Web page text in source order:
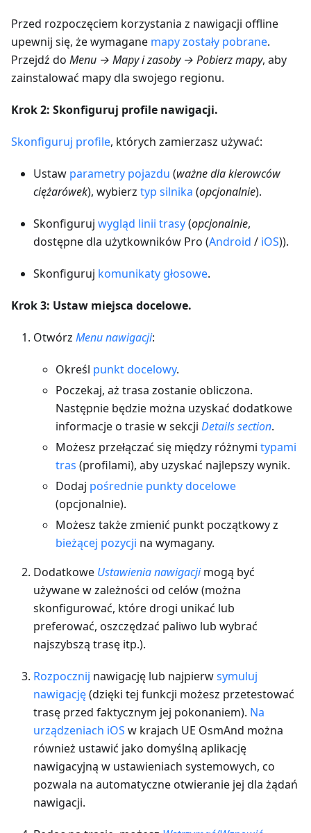
Przed rozpoczęciem korzystania z nawigacji offline
upewnij się, że wymagane mapy zostały pobrane.
Przejdź do Menu → Mapy i zasoby → Pobierz mapy, aby
zainstalować mapy dla swojego regionu.
Krok 2: Skonfiguruj profile nawigacji.
Skonfiguruj profile, których zamierzasz używać:
Ustaw parametry pojazdu (ważne dla kierowców
ciężarówek), wybierz typ silnika (opcjonalnie).
Skonfiguruj wygląd linii trasy(opcjonalnie,
dostępne dla użytkowników Pro (Android / iOS)).
Skonfiguruj komunikaty głosowe.
Krok 3: Ustaw miejsca docelowe.
Otwórz Menu nawigacji:
Określ punkt docelowy.
Poczekaj, aż trasa zostanie obliczona.
Następnie będzie można uzyskać dodatkowe
informacje o trasie w sekcji Details section.
Możesz przełączać się między różnymi typami
tras (profilami), aby uzyskać najlepszy wynik.
Dodaj pośrednie punkty docelowe
(opcjonalnie).
Możesz także zmienić punkt początkowy z
bieżącej pozycji na wymagany.
Dodatkowe Ustawienia nawigacjimogą być
używane w zależności od celów (można
skonfigurować, które drogi unikać lub
preferować, oszczędzać paliwo lub wybrać
najszybszą trasę itp.).
Rozpocznij nawigację lub najpierwsymuluj
nawigację(dzięki tej funkcji możesz przetestować
trasę przed faktycznym jej pokonaniem). Na
urządzeniach iOS w krajach UE OsmAnd można
również ustawić jako domyślną aplikację
nawigacyjną w ustawieniach systemowych, co
pozwala na automatyczne otwieranie jej dla żądań
nawigacji.